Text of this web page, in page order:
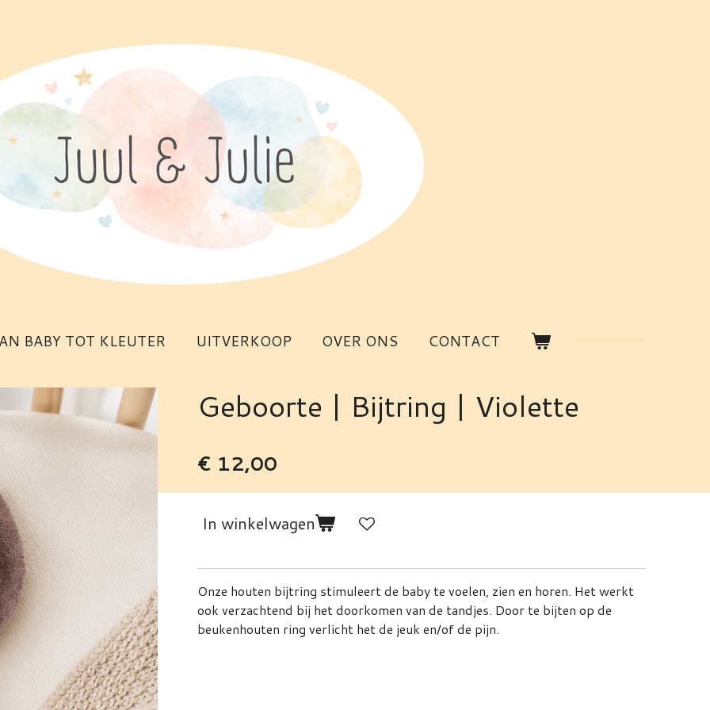
BABY TOT KLEUTER UITVERKOOP OVER ONS CONTACT
Geboorte | Bijtring | Violette
€ 12,00
In winkelwagen
Onze houten bijtring stimuleert de baby te voelen, zien en horen. Het werkt
ook verzachtend bij het doorkomen van de tandjes. Door te bijten op de
beukenhouten ring verlicht het de jeuk en/of de pijn.